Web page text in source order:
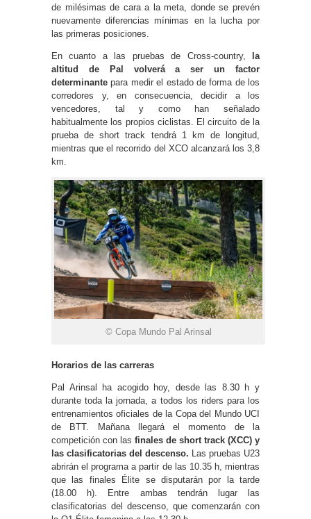
de milésimas de cara a la meta, donde se prevén
nuevamente diferencias mínimas en la lucha por
las primeras posiciones.
En cuanto a las pruebas de Cross-country,
la
altitud de Pal volverá a ser un factor
determinante para medir el estado de forma de los
corredores y, en consecuencia, decidir a los
vencedores, tal y como han señalado
habitualmente los propios ciclistas. El circuito de la
prueba de short track tendrá 1 km de longitud,
mientras que el recorrido del XCO alcanzará los 3,8
km.
© Copa Mundo Pal Arinsal
Horarios de las carreras
Pal Arinsal ha acogido hoy, desde las 8.30 h y
durante toda la jornada, a todos los riders para los
entrenamientos oficiales de la Copa del Mundo UCI
de BTT. Mañana llegará el momento de la
competición con las finales de short track (XCC) y
las clasificatorias del descenso. Las pruebas U23
abrirán el programa a partir de las 10.35 h, mientras
que las finales Élite se disputarán por la tarde
(18.00 h). Entre ambas tendrán lugar las
clasificatorias del descenso, que comenzarán con